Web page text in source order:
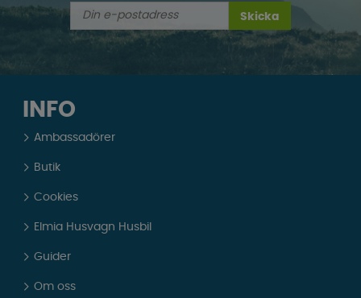
Skicka
INFO
Ambassadörer
Butik
Cookies
Elmia Husvagn Husbil
Guider
Om oss